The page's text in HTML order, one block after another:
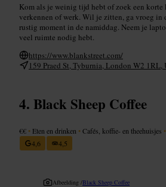
Kom als je weinig tijd hebt of zoek een
verkennen of werk. Wil je zitten, ga vroeg in
rustig moment in de namiddag. Neem je
veel ruimte nodig hebt.
https://www.blankstreet.com/
159 Praed St, Tyburnia, London W2 1RL,
Black Sheep Coffee
€€ • Eten en drinken •Cafés, koffie- en theehuisjes •
4,6
4,5
Afbeelding /Black Sheep Coffee